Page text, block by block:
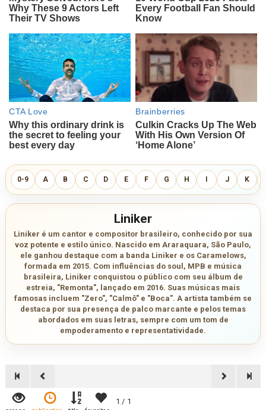
0-9 A B C D E F G H I J K
Liniker
Liniker é um cantor e compositor brasileiro, conhecido por sua
voz potente e estilo único. Nascido em Araraquara, São Paulo,
ele ganhou destaque com a banda Liniker e os Caramelows,
formada em 2015. Com influências do soul, MPB e música
brasileira, Liniker conquistou o público com seu álbum de
estreia, "Remonta", lançado em 2016. Suas músicas mais
famosas incluem "Zero", "Calmô" e "Boca". A artista também se
destaca por sua presença de palco marcante e pelos temas
abordados em suas letras, sempre com um tom de
empoderamento e representatividade.
1 / 1